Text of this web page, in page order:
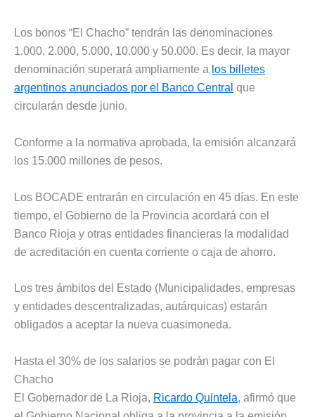
Los bonos “El Chacho” tendrán las denominaciones
1.000, 2.000, 5.000, 10.000 y 50.000. Es decir, la mayor
denominación superará ampliamente a los billetes
argentinos anunciados por el Banco Central que
circularán desde junio.
Conforme a la normativa aprobada, la emisión alcanzará
los 15.000 millones de pesos.
Los BOCADE entrarán en circulación en 45 días. En este
tiempo, el Gobierno de la Provincia acordará con el
Banco Rioja y otras entidades financieras la modalidad
de acreditación en cuenta corriente o caja de ahorro.
Los tres ámbitos del Estado (Municipalidades, empresas
y entidades descentralizadas, autárquicas) estarán
obligados a aceptar la nueva cuasimoneda.
Hasta el 30% de los salarios se podrán pagar con El
Chacho
El Gobernador de La Rioja, Ricardo Quintela, afirmó que